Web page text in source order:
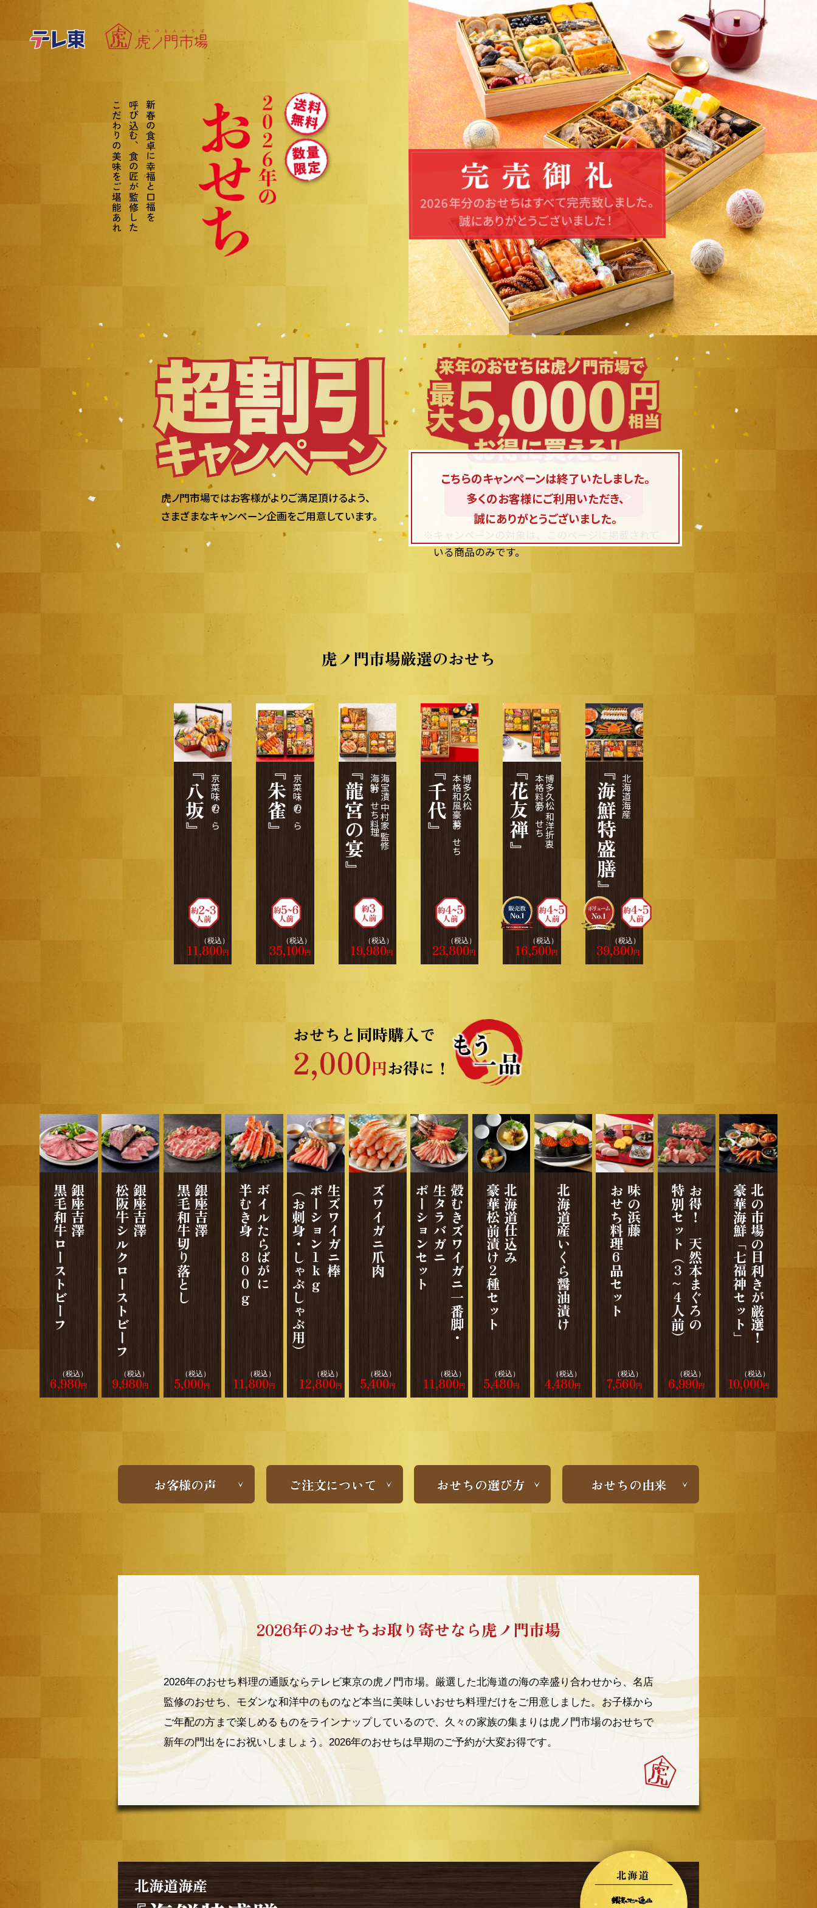
新春の食卓に幸福と口福を
呼び込む、食の匠が監修した
こだわりの美味をご堪能あれ
虎ノ門市場ではお客様がよりご満足頂けるよう、
さまざまなキャンペーン企画をご用意しています。
キャンペーン詳細はこちら
いる商品のみです。
こちらのキャンペーンは終了いたしました。
多くのお客様にご利用いただき、
誠にありがとうございました。
虎ノ門市場厳選のおせち
北海道海産
『海鮮特盛膳』
39,800円
（税込）
博多久松 和洋折衷
本格料亭おせち
『花友禅』
16,500円
（税込）
博多久松
本格和風豪華おせち
『千代』
23,800円
（税込）
海宝漬 中村家 監修
海鮮おせち料理
『龍宮の宴』
19,980円
（税込）
京菜味 のむら
『朱雀』
35,100円
（税込）
京菜味 のむら
『八坂』
11,800円
（税込）
おせちと同時購入で
2,000円お得に！
北の市場の目利きが厳選！
豪華海鮮「七福神セット」
10,000円
（税込）
お得！ 天然本まぐろの
特別セット
（3～4人前）
6,990円
（税込）
味の浜藤
おせち料理6品セット
7,560円
（税込）
北海道産いくら醤油漬け
4,480円
（税込）
北海道仕込み
豪華松前漬け2種セット
5,480円
（税込）
殻むきズワイガニ一番脚・
生タラバガニ
ポーションセット
11,800円
（税込）
ズワイガニ爪肉
5,400円
（税込）
生ズワイガニ棒
ポーション1kg
（お刺身・しゃぶしゃぶ用）
12,800円
（税込）
ボイルたらばがに
半むき身 800g
11,800円
（税込）
銀座吉澤
黒毛和牛切り落とし
5,000円
（税込）
銀座吉澤
松阪牛シルクローストビーフ
9,980円
（税込）
銀座吉澤
黒毛和牛ローストビーフ
6,980円
（税込）
お客様の声 ご注文について おせちの選び方 おせちの由来
2026年のおせちお取り寄せなら虎ノ門市場
2026年のおせち料理の通販ならテレビ東京の虎ノ門市場。厳選した北海道の海の幸盛り合わせから、名店
監修のおせち、モダンな和洋中のものなど本当に美味しいおせち料理だけをご用意しました。お子様から
ご年配の方まで楽しめるものをラインナップしているので、久々の家族の集まりは虎ノ門市場のおせちで
新年の門出をにお祝いしましょう。2026年のおせちは早期のご予約が大変お得です。
北海道海産